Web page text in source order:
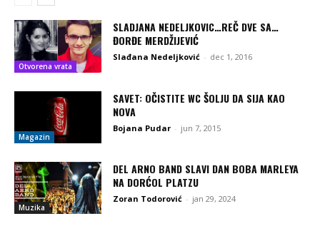
Otvorena vrata
SLADJANA NEDELJKOVIC…REČ DVE SA…
ĐORĐE MERDŽIJEVIĆ
Slađana Nedeljković - dec 1, 2016
Magazin
SAVET: OČISTITE WC ŠOLJU DA SIJA KAO
NOVA
Bojana Pudar - jun 7, 2015
Muzika
DEL ARNO BAND SLAVI DAN BOBA MARLEYA
NA DORĆOL PLATZU
Zoran Todorović - jan 29, 2024